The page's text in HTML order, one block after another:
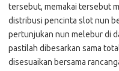
tersebut, memakai tersebut
distribusi pencinta slot nun
pertunjukan nun melebur di
pastilah dibesarkan sama
disesuaikan bersama